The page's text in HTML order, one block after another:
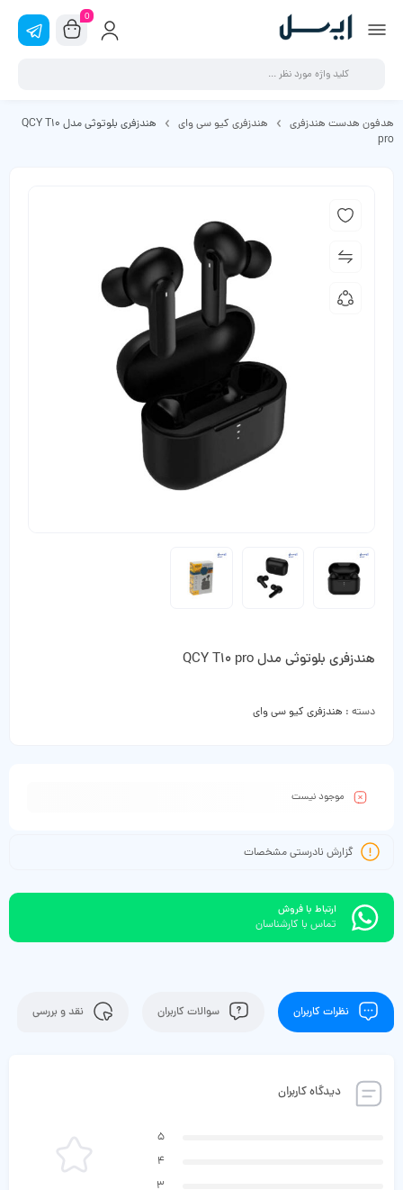
0
هدفون هدست هندزفری هندزفری کیو سی وای
هندزفری بلوتوثی مدل QCY T10
pro
هندزفری بلوتوثی مدل QCY T10 pro
دسته : هندزفری کیو سی وای
موجود نیست
گزارش نادرستی مشخصات
ارتباط با فروش
تماس با کارشناسان
نظرات کاربران سوالات کاربران نقد و بررسی
دیدگاه کاربران
5
4
3